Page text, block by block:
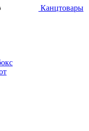
Канцтовары